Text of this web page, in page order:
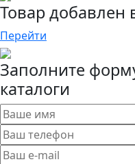
Товар добавлен
Перейти
Заполните
каталоги